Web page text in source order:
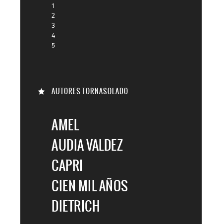
1
2
3
4
5
AUTORES TORNASOLADO
AMEL
AUDIA VALDEZ
CAPRI
CIEN MIL AÑOS
DIETRICH